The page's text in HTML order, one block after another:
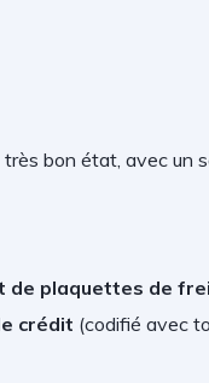
très bon état, avec un
de plaquettes de
crédit (codifié avec